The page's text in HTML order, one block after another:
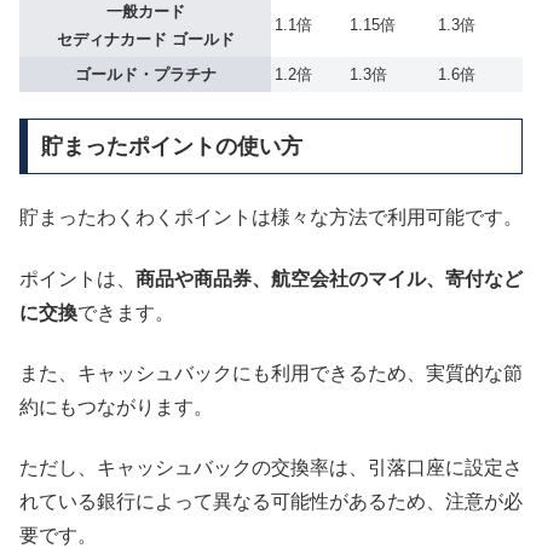
一般カード
セディナカード ゴールド
1.1倍 1.15倍 1.3倍
ゴールド・プラチナ 1.2倍 1.3倍 1.6倍
貯まったポイントの使い方
貯まったわくわくポイントは様々な方法で利用可能です。
ポイントは、 商品や商品券、航空会社のマイル、寄付など
に交換できます。
また、キャッシュバックにも利用できるため、実質的な節
約にもつながります。
ただし、キャッシュバックの交換率は、引落口座に設定さ
れている銀行によって異なる可能性があるため、注意が必
要です。